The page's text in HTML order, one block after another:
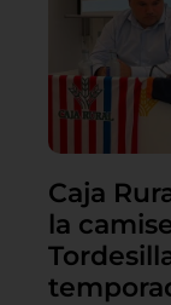
Caja
la